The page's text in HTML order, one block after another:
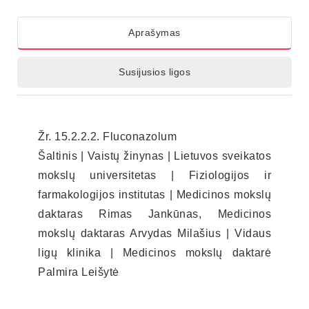
Aprašymas
Susijusios ligos
Žr. 15.2.2.2. Fluconazolum
Šaltinis | Vaistų žinynas | Lietuvos sveikatos
mokslų universitetas | Fiziologijos ir
farmakologijos institutas | Medicinos mokslų
daktaras Rimas Jankūnas, Medicinos
mokslų daktaras Arvydas Milašius | Vidaus
ligų klinika | Medicinos mokslų daktarė
Palmira Leišytė